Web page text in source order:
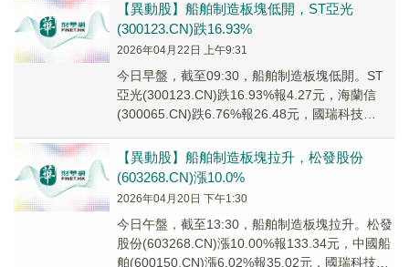
【異動股】船舶制造板塊低開，ST亞光
(300123.CN)跌16.93%
2026年04月22日 上午9:31
今日早盤，截至09:30，船舶制造板塊低開。ST
亞光(300123.CN)跌16.93%報4.27元，海蘭信
(300065.CN)跌6.76%報26.48元，國瑞科技
【異動股】船舶制造板塊拉升，松發股份
(603268.CN)漲10.0%
2026年04月20日 下午1:30
今日午盤，截至13:30，船舶制造板塊拉升。松發
股份(603268.CN)漲10.00%報133.34元，中國船
舶(600150.CN)漲6.02%報35.02元，國瑞科技